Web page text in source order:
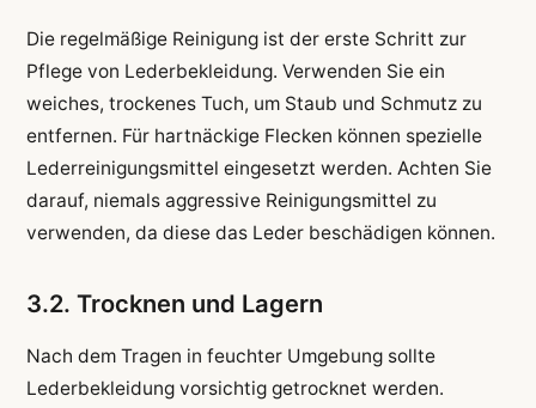
Die regelmäßige Reinigung ist der erste Schritt zur
Pflege von Lederbekleidung. Verwenden Sie ein
weiches, trockenes Tuch, um Staub und Schmutz zu
entfernen. Für hartnäckige Flecken können spezielle
Lederreinigungsmittel eingesetzt werden. Achten Sie
darauf, niemals aggressive Reinigungsmittel zu
verwenden, da diese das Leder beschädigen können.
3.2. Trocknen und Lagern
Nach dem Tragen in feuchter Umgebung sollte
Lederbekleidung vorsichtig getrocknet werden.